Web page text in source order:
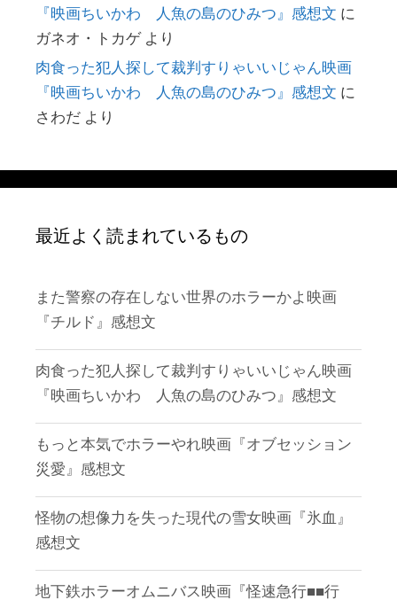
『映画ちいかわ 人魚の島のひみつ』感想文 に
ガネオ・トカゲより
肉食った犯人探して裁判すりゃいいじゃん映画
『映画ちいかわ 人魚の島のひみつ』感想文 に
さわだ より
最近よく読まれているもの
また警察の存在しない世界のホラーかよ映画
『チルド』感想文
肉食った犯人探して裁判すりゃいいじゃん映画
『映画ちいかわ 人魚の島のひみつ』感想文
もっと本気でホラーやれ映画『オブセッション
災愛』感想文
怪物の想像力を失った現代の雪女映画『氷血』
感想文
地下鉄ホラーオムニバス映画『怪速急行■■行